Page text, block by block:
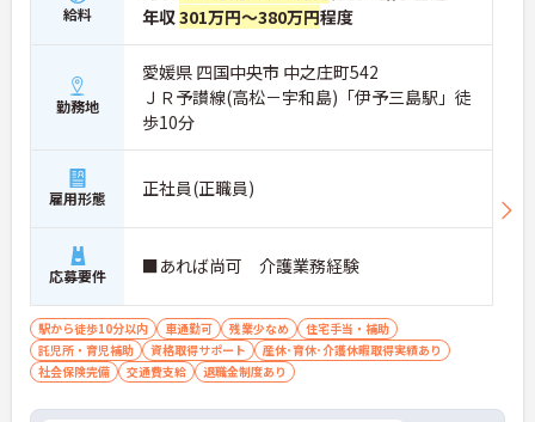
給料
年収301万円～380万円程度
勤務地
愛媛県 四国中央市 中之庄町542
ＪＲ予讃線(高松－宇和島)「伊予三島駅」徒
歩10分
雇用形態 正社員(正職員)
応募要件 ■あれば尚可 介護業務経験
駅から徒歩10分以内 車通勤可 残業少なめ
住宅手当・補助
託児所・育児補助
資格取得サポート
産休･育休･介護休暇取得実績あり
社会保険完備
交通費支給 退職金制度あり